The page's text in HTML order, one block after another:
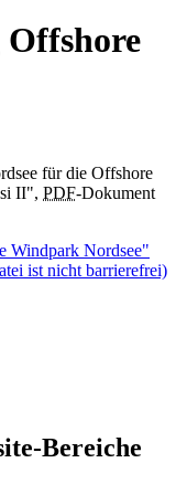
für die Offshore
II", PDF-Dokument
Windpark Nordsee"
ist nicht barrierefrei)
Bereiche